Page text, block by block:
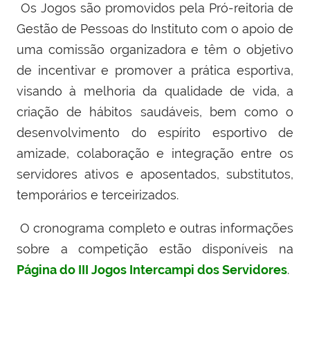
Os Jogos são promovidos pela Pró-reitoria de
Gestão de Pessoas do Instituto com o apoio de
uma comissão organizadora e têm o objetivo
de incentivar e promover a prática esportiva,
visando à melhoria da qualidade de vida, a
criação de hábitos saudáveis, bem como o
desenvolvimento do espírito esportivo de
amizade, colaboração e integração entre os
servidores ativos e aposentados, substitutos,
temporários e terceirizados.
O cronograma completo e outras informações
sobre a competição estão disponíveis na
Página do III Jogos Intercampi dos Servidores.